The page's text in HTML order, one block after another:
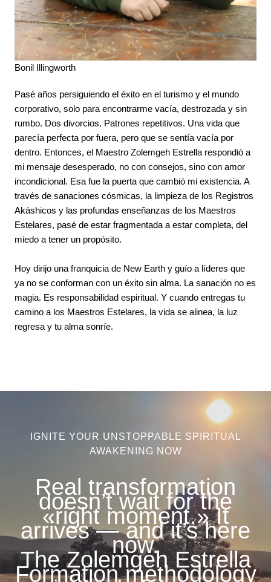
Bonil Illingworth
Pasé años persiguiendo el éxito en el turismo y el mundo
corporativo, solo para encontrarme vacía, destrozada y sin
rumbo. Dos divorcios. Patrones repetitivos. Una vida que
parecía perfecta por fuera, pero que se sentía vacía por
dentro. Entonces, el Maestro Zolemgeh Estrella respondió a
mi mensaje desesperado, no con consejos, sino con amor
incondicional. Esa fue la puerta que cambió mi existencia. A
través de sanaciones cósmicas, la limpieza de los Registros
Akáshicos y las profundas enseñanzas de los Maestros
Estelares, pasé de estar fragmentada a estar completa, del
miedo a tener un propósito.
Hoy dirijo una franquicia de New Earth y guío a líderes que
ya no se conforman con un éxito sin alma. La sanación no es
magia. Es responsabilidad espiritual. Y cuando entregas tu
camino a los Maestros Estelares, la vida se alinea, la luz
regresa y tu alma sonríe.
IGNITE YOUR UNSTOPPABLE SPIRITUAL
AWAKENING NOW
Real transformation
doesn’t wait for the
«right moment.» It
arrives — and it’s here
now.
The Zolemgeh Estrella
Formation methodology